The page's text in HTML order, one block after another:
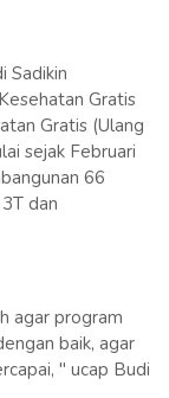
Sadikin
Gratis
Gratis (Ulang
sejak Februari
66
dan
agar program
baik, agar
" ucap Budi